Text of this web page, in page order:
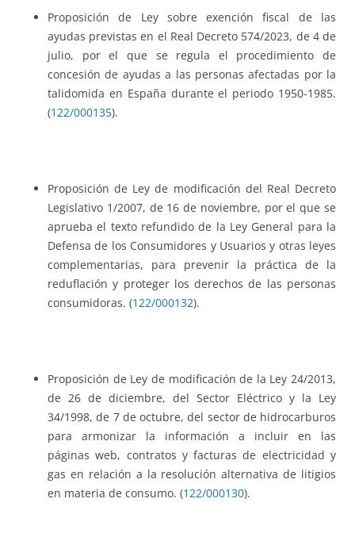
Proposición de Ley sobre exención fiscal de las
ayudas previstas en el Real Decreto 574/2023, de 4 de
julio, por el que se regula el procedimiento de
concesión de ayudas a las personas afectadas por la
talidomida en España durante el periodo 1950-1985.
(122/000135).
Proposición de Ley de modificación del Real Decreto
Legislativo 1/2007, de 16 de noviembre, por el que se
aprueba el texto refundido de la Ley General para la
Defensa de los Consumidores y Usuarios y otras leyes
complementarias, para prevenir la práctica de la
reduflación y proteger los derechos de las personas
consumidoras. (122/000132).
Proposición de Ley de modificación de la Ley 24/2013,
de 26 de diciembre, del Sector Eléctrico y la Ley
34/1998, de 7 de octubre, del sector de hidrocarburos
para armonizar la información a incluir en las
páginas web, contratos y facturas de electricidad y
gas en relación a la resolución alternativa de litigios
en materia de consumo. (122/000130).